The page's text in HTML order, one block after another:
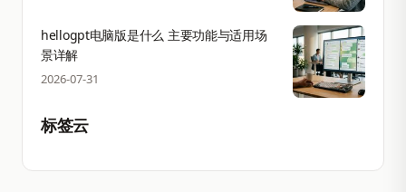
hellogpt电脑版是什么 主要功能与适用场
景详解
2026-07-31
标签云